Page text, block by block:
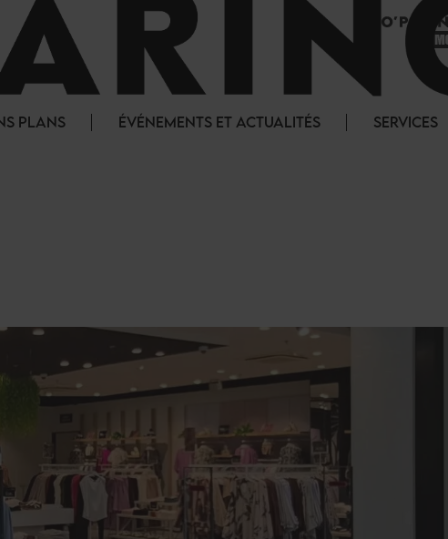
PLANS ÉVÉNEMENTS ET ACTUALITÉS SERVICES